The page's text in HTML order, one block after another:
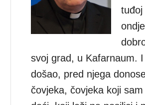
tuđoj
svoj grad, u Kafarnaum.
došao, pred njega
čovjeka, čovjeka koji